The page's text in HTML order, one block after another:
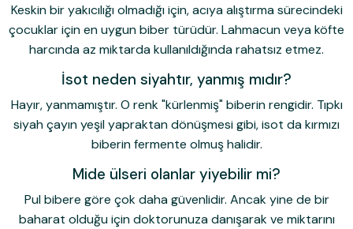
Keskin bir yakıcılığı olmadığı için, acıya alıştırma sürecindeki
çocuklar için en uygun biber türüdür. Lahmacun veya köfte
harcında az miktarda kullanıldığında rahatsız etmez.
İsot neden siyahtır, yanmış mıdır?
Hayır, yanmamıştır. O renk "kürlenmiş" biberin rengidir. Tıpkı
siyah çayın yeşil yapraktan dönüşmesi gibi, isot da kırmızı
biberin fermente olmuş halidir.
Mide ülseri olanlar yiyebilir mi?
Pul bibere göre çok daha güvenlidir. Ancak yine de bir
baharat olduğu için doktorunuza danışarak ve miktarını